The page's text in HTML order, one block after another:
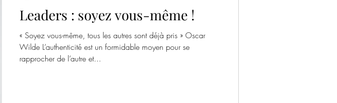
Leaders : soyez vous-même !
« Soyez vous-même, tous les autres sont déjà pris » Oscar
Wilde L’authenticité est un formidable moyen pour se
rapprocher de l’autre et...